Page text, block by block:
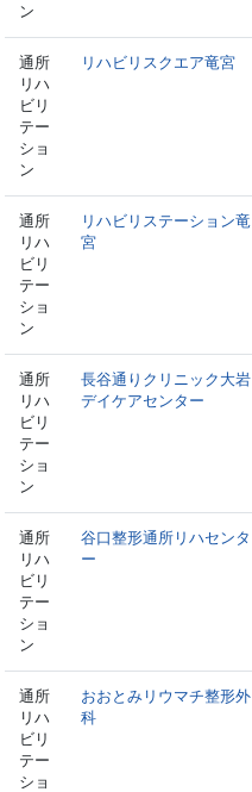
ン
通所
リハ
ビリ
テー
ショ
ン
リハビリスクエア竜宮
通所
リハ
ビリ
テー
ショ
ン
リハビリステーション竜
宮
通所
リハ
ビリ
テー
ショ
ン
長谷通りクリニック大岩
デイケアセンター
通所
リハ
ビリ
テー
ショ
ン
谷口整形通所リハセンタ
ー
通所
リハ
ビリ
テー
ショ
おおとみリウマチ整形外
科